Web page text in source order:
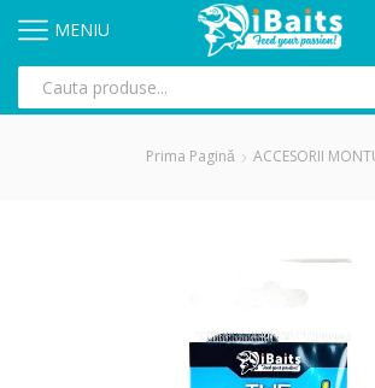
MENIU
Prima Pagină ACCESORII